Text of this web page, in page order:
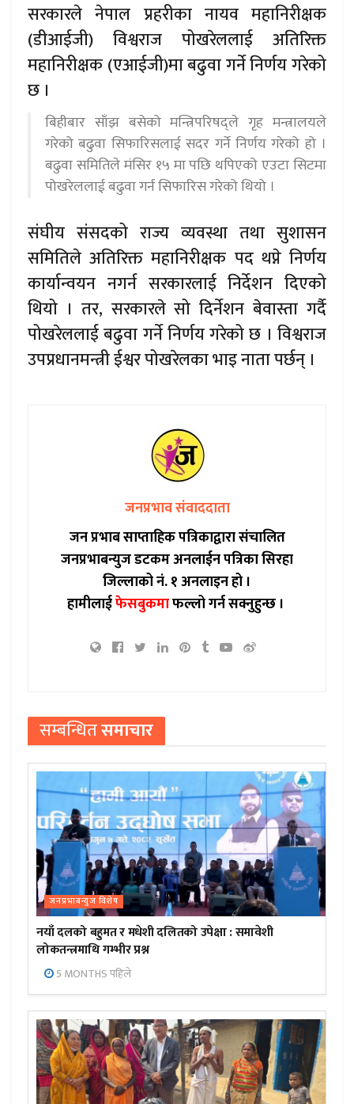
सरकारले नेपाल प्रहरीका नायव महानिरीक्षक
(डीआईजी) विश्वराज पोखरेललाई अतिरिक्त
महानिरीक्षक (एआईजी)मा बढुवा गर्ने निर्णय गरेको
छ ।
बिहीबार साँझ बसेको मन्त्रिपरिषद्ले गृह मन्त्रालयले
गरेको बढुवा सिफारिसलाई सदर गर्ने निर्णय गरेको हो ।
बढुवा समितिले मंसिर १५ मा पछि थपिएको एउटा सिटमा
पोखरेललाई बढुवा गर्न सिफारिस गरेको थियो ।
संघीय संसदको राज्य व्यवस्था तथा सुशासन
समितिले अतिरिक्त महानिरीक्षक पद थप्ने निर्णय
कार्यान्वयन नगर्न सरकारलाई निर्देशन दिएको
थियो । तर, सरकारले सो दिर्नेशन बेवास्ता गर्दै
पोखरेललाई बढुवा गर्ने निर्णय गरेको छ । विश्वराज
उपप्रधानमन्त्री ईश्वर पोखरेलका भाइ नाता पर्छन् ।
जनप्रभाव संवाददाता
जन प्रभाब साप्ताहिक पत्रिकाद्वारा संचालित
जनप्रभाबन्युज डटकम अनलाईन पत्रिका सिरहा
जिल्लाको नं. १ अनलाइन हो ।
हामीलाईफेसबुकमाफल्लो गर्न सक्नुहुन्छ ।
सम्बन्धितसमाचार
जनप्रभाबन्युज विशेष
नयाँ दलको बहुमत र मधेशी दलितको उपेक्षा : समावेशी
लोकतन्त्रमाथि गम्भीर प्रश्न
5 MONTHS पहिले